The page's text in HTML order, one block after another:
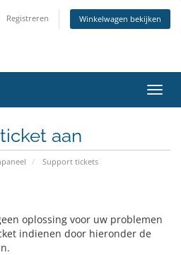
Registreren Winkelwagen bekijken
in-/
aan
Support tickets
oplossing voor uw problemen
indienen door hieronder de